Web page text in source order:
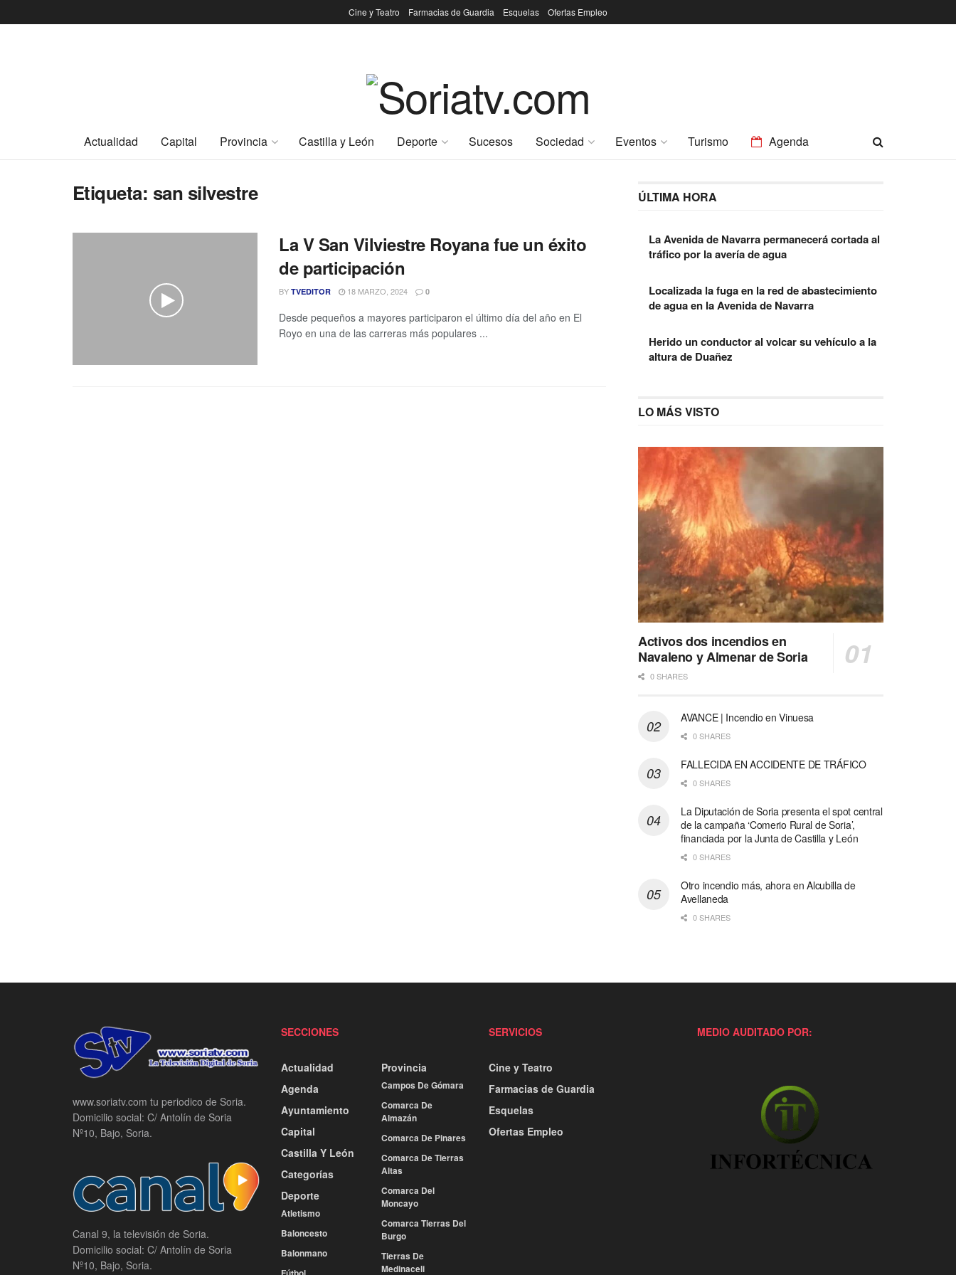
Cine y Teatro Farmacias de Guardia Esquelas Ofertas Empleo
Actualidad Capital Provincia Castilla y León Deporte Sucesos Sociedad Eventos Turismo Agenda
Etiqueta: san silvestre
La V San Vilviestre Royana fue un éxito
de participación
BY TVEDITOR 18 MARZO, 2024 0
Desde pequeños a mayores participaron el último día del año en El
Royo en una de las carreras más populares ...
ÚLTIMA HORA
La Avenida de Navarra permanecerá cortada al
tráfico por la avería de agua
Localizada la fuga en la red de abastecimiento
de agua en la Avenida de Navarra
Herido un conductor al volcar su vehículo a la
altura de Duañez
LO MÁS VISTO
Activos dos incendios en
Navaleno y Almenar de Soria
0 SHARES
AVANCE | Incendio en Vinuesa
0 SHARES
FALLECIDA EN ACCIDENTE DE TRÁFICO
0 SHARES
La Diputación de Soria presenta el spot central
de la campaña ‘Comerio Rural de Soria’,
financiada por la Junta de Castilla y León
0 SHARES
Otro incendio más, ahora en Alcubilla de
Avellaneda
0 SHARES
www.soriatv.com tu periodico de Soria.
Domicilio social: C/ Antolín de Soria
Nº10, Bajo, Soria.
Canal 9, la televisión de Soria.
Domicilio social: C/ Antolín de Soria
Nº10, Bajo, Soria.
SECCIONES
Actualidad
Agenda
Ayuntamiento
Capital
Castilla Y León
Categorías
Deporte
Atletismo
Baloncesto
Balonmano
Provincia
Campos De Gómara
Comarca De
Almazán
Comarca De Pinares
Comarca De Tierras
Altas
Comarca Del
Moncayo
Comarca Tierras Del
Burgo
Tierras De
Medinaceli
SERVICIOS
Cine y Teatro
Farmacias de Guardia
Esquelas
Ofertas Empleo
MEDIO AUDITADO POR: